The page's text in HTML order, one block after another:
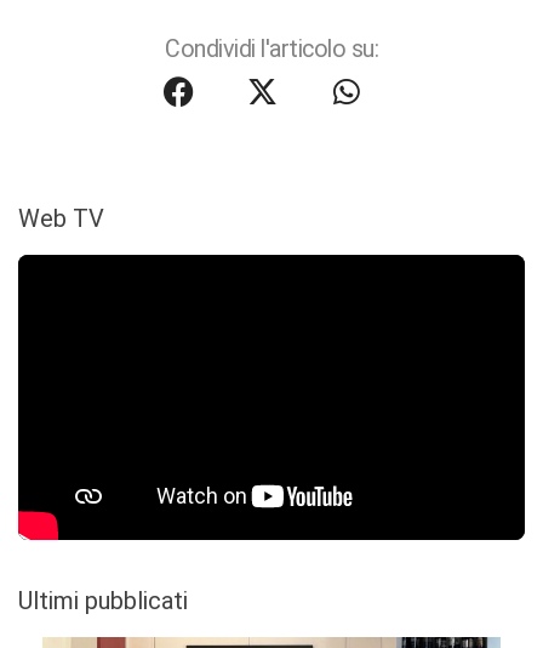
Condividi l'articolo su:
Web TV
Ultimi pubblicati